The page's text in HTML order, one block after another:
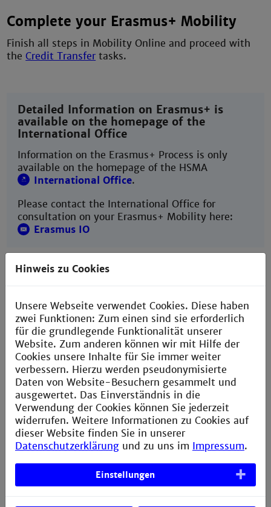
Complete your Erasmus+ Mobility
Finish all steps in Mobility Online and proceed with
theCredit Transfer tasks.
Detailed Information on Erasmus+ is
available on the homepage of the
International Office
Information on the Erasmus+ Process is only
available on the homepage of the HSMA
International Office.
Please contact the International Office for
consultation on your Erasmus+ Mobility here:
Erasmus IO
Master Checklist
Checklist Outgoings
Hinweis zu Cookies
Unsere Webseite verwendet Cookies. Diese haben
zwei Funktionen: Zum einen sind sie erforderlich
für die grundlegende Funktionalität unserer
Website. Zum anderen können wir mit Hilfe der
Cookies unsere Inhalte für Sie immer weiter
verbessern. Hierzu werden pseudonymisierte
Daten von Website-Besuchern gesammelt und
ausgewertet. Das Einverständnis in die
Verwendung der Cookies können Sie jederzeit
widerrufen. Weitere Informationen zu Cookies auf
dieser Website finden Sie in unserer
Datenschutzerklärung und zu uns im Impressum.
Einstellungen